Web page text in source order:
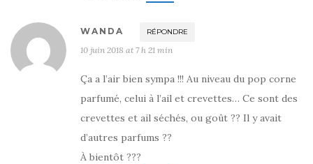
WANDA RÉPONDRE
10 juin 2018 at 7 h 21 min
Ça a l’air bien sympa !!! Au niveau du pop corne
parfumé, celui à l’ail et crevettes… Ce sont des
crevettes et ail séchés, ou goût ?? Il y avait
d’autres parfums ??
À bientôt ???